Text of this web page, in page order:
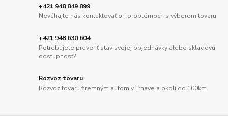
+421 948 849 899
Neváhajte nás kontaktovať pri problémoch s výberom tovaru
+421 948 630 604
Potrebujete preveriť stav svojej objednávky alebo skladovú
dostupnosť?
Rozvoz tovaru
Rozvoz tovaru firemným autom v Trnave a okolí do 100km.